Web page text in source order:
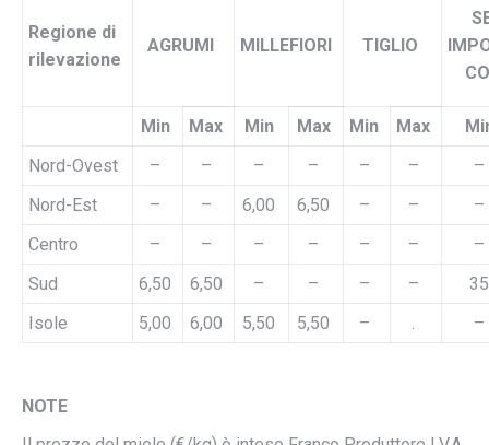
Regione di
rilevazione
AGRUMI MILLEFIORI TIGLIO
Min Max Min Max Min Max
Nord-Ovest
– – – – – –
–
Nord-Est
– – 6,00 6,50 – –
–
Centro
– – – – – –
–
Sud
6,50 6,50 – – – –
35
Isole
5,00 6,00 5,50 5,50 – . –
NOTE